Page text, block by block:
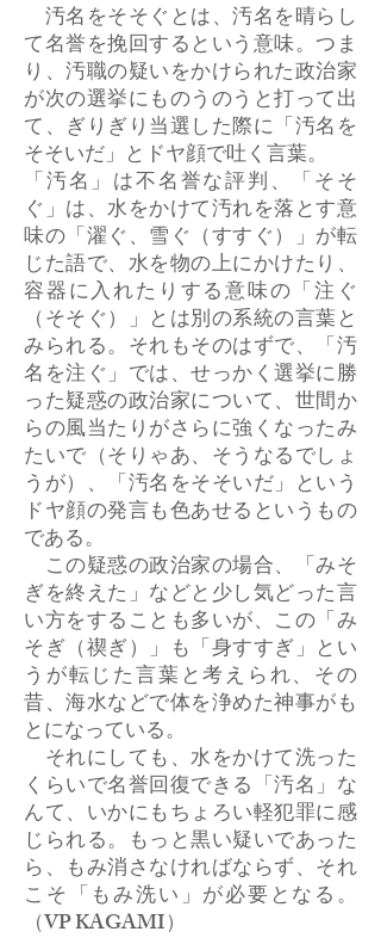
汚名をそそぐとは、汚名を晴らし
て名誉を挽回するという意味。つま
り、汚職の疑いをかけられた政治家
が次の選挙にものうのうと打って出
て、ぎりぎり当選した際に「汚名を
そそいだ」とドヤ顔で吐く言葉。
「汚名」は不名誉な評判、「そそ
ぐ」は、水をかけて汚れを落とす意
味の「濯ぐ、雪ぐ（すすぐ）」が転
じた語で、水を物の上にかけたり、
容器に入れたりする意味の「注ぐ
（そそぐ）」とは別の系統の言葉と
みられる。それもそのはずで、「汚
名を注ぐ」では、せっかく選挙に勝
った疑惑の政治家について、世間か
らの風当たりがさらに強くなったみ
たいで（そりゃあ、そうなるでしょ
うが）、「汚名をそそいだ」という
ドヤ顔の発言も色あせるというもの
である。
この疑惑の政治家の場合、「みそ
ぎを終えた」などと少し気どった言
い方をすることも多いが、この「み
そぎ（禊ぎ）」も「身すすぎ」とい
うが転じた言葉と考えられ、その
昔、海水などで体を浄めた神事がも
とになっている。
それにしても、水をかけて洗った
くらいで名誉回復できる「汚名」な
んて、いかにもちょろい軽犯罪に感
じられる。もっと黒い疑いであった
ら、もみ消さなければならず、それ
こそ「もみ洗い」が必要となる。
（VP KAGAMI）